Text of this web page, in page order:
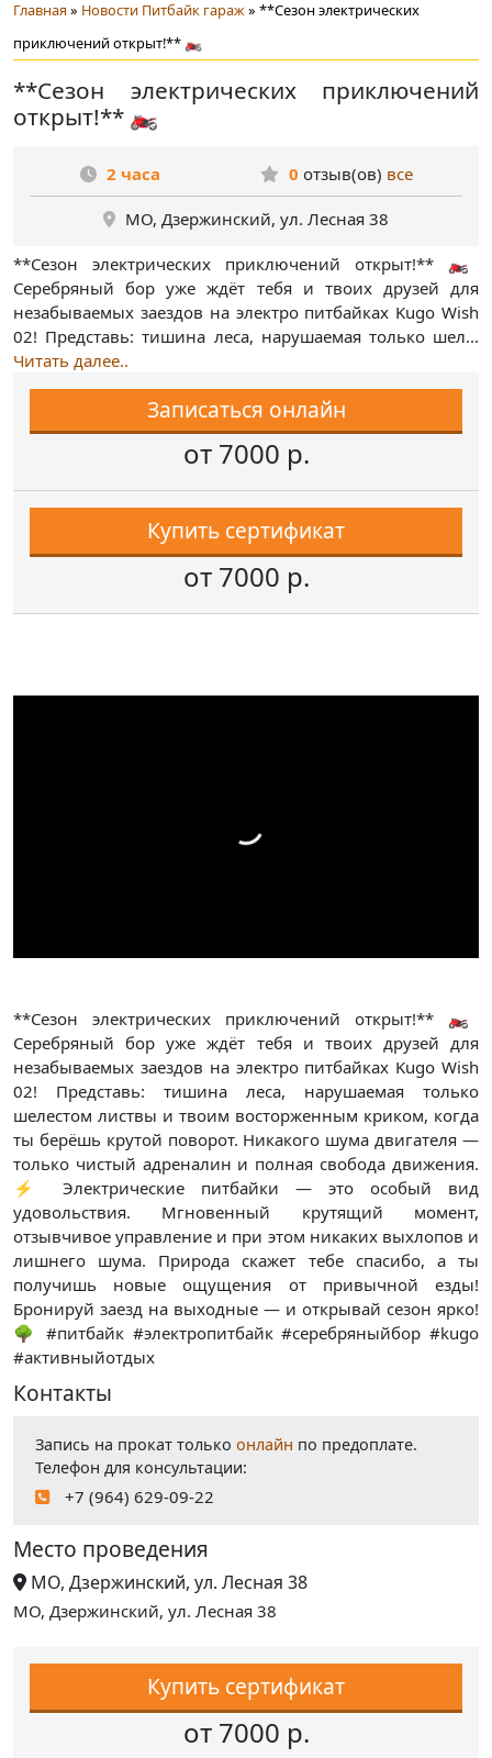
Главная » Новости Питбайк гараж» **Сезон электрических
приключений открыт!** 🏍️
**Сезон электрических приключений
открыт!** 🏍️
2 часа 0 отзыв(ов) все
МО, Дзержинский, ул. Лесная 38
**Сезон электрических приключений открыт!** 🏍️
Серебряный бор уже ждёт тебя и твоих друзей для
незабываемых заездов на электро питбайках Kugo Wish
02! Представь: тишина леса, нарушаемая только шел...
Читать далее..
Записаться онлайн
от 7000 р.
Купить сертификат
от 7000 р.
**Сезон электрических приключений открыт!** 🏍️
Серебряный бор уже ждёт тебя и твоих друзей для
незабываемых заездов на электро питбайках Kugo Wish
02! Представь: тишина леса, нарушаемая только
шелестом листвы и твоим восторженным криком, когда
ты берёшь крутой поворот. Никакого шума двигателя —
только чистый адреналин и полная свобода движения.
⚡ Электрические питбайки — это особый вид
удовольствия. Мгновенный крутящий момент,
отзывчивое управление и при этом никаких выхлопов и
лишнего шума. Природа скажет тебе спасибо, а ты
получишь новые ощущения от привычной езды!
Бронируй заезд на выходные — и открывай сезон ярко!
🌳 #питбайк #электропитбайк #серебряныйбор #kugo
#активныйотдых
Контакты
Запись на прокат только онлайн по предоплате.
Телефон для консультации:
+7 (964) 629-09-22
Место проведения
МО, Дзержинский, ул. Лесная 38
МО, Дзержинский, ул. Лесная 38
Купить сертификат
от 7000 р.